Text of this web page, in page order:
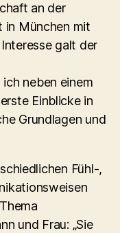
an der
in München mit
galt der
neben einem
Einblicke in
Grundlagen und
Fühl-,
und Frau: „Sie